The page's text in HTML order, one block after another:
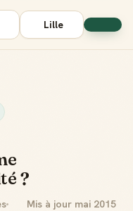
Lille
?
Mis à jour mai 2015